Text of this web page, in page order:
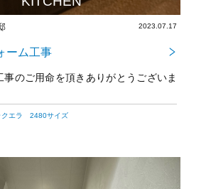
2023.07.17
ーム工事
事のご用命を頂きありがとうございま
願い致します！
クエラ 2480サイズ